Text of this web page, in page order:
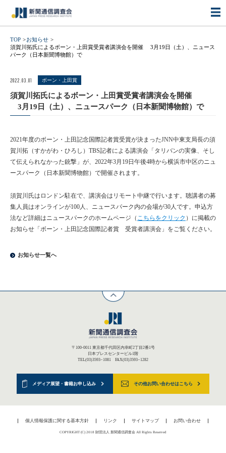
TOP
お知らせ
須賀川拓氏によるボーン・上田賞受賞者講演会を開催 3月19日（土）、ニュース
パーク（日本新聞博物館）で
2022.03.01 ボーン・上田賞
須賀川拓氏によるボーン・上田賞受賞者講演会を開催
3月19日（土）、ニュースパーク（日本新聞博物館）で
2021年度のボーン・上田記念国際記者賞受賞が決まったJNN中東支局長の須
賀川拓（すかがわ・ひろし）TBS記者による講演会「タリバンの実像、そし
て伝えられなかった銃撃」が、2022年3月19日午後4時から横浜市中区のニュ
ースパーク（日本新聞博物館）で開催されます。
須賀川氏はロンドン駐在で、講演会はリモート中継で行います。聴講者の募
集人員はオンラインが100人、ニュースパーク内の会場が30人です。申込方
法など詳細はニュースパークのホームページ（ こちらをクリック ）に掲載の
お知らせ「ボーン・上田記念国際記者賞 受賞者講演会」をご覧ください。
お知らせ一覧へ
〒100-0011 東京都千代田区内幸町2丁目2番1号
日本プレスセンタービル1階
TEL(03)3593−1081 FAX(03)3593−1282
メディア展望・書籍お申し込み その他お問い合わせはこちら
個人情報保護に関する基本方針 リンク サイトマップ お問い合わせ
COPYRIGHT (C) 2018 財団法人 新聞通信調査会 All Rights Reserved